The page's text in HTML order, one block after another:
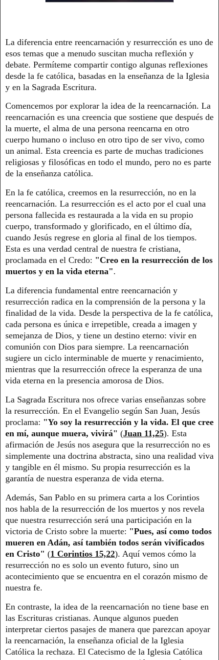
La diferencia entre reencarnación y resurrección es uno de
esos temas que a menudo suscitan mucha reflexión y
debate. Permíteme compartir contigo algunas reflexiones
desde la fe católica, basadas en la enseñanza de la Iglesia
y en la Sagrada Escritura.
Comencemos por explorar la idea de la reencarnación. La
reencarnación es una creencia que sostiene que después de
la muerte, el alma de una persona reencarna en otro
cuerpo humano o incluso en otro tipo de ser vivo, como
un animal. Esta creencia es parte de muchas tradiciones
religiosas y filosóficas en todo el mundo, pero no es parte
de la enseñanza católica.
En la fe católica, creemos en la resurrección, no en la
reencarnación. La resurrección es el acto por el cual una
persona fallecida es restaurada a la vida en su propio
cuerpo, transformado y glorificado, en el último día,
cuando Jesús regrese en gloria al final de los tiempos.
Esta es una verdad central de nuestra fe cristiana,
proclamada en el Credo: "Creo en la resurrección de los
muertos y en la vida eterna".
La diferencia fundamental entre reencarnación y
resurrección radica en la comprensión de la persona y la
finalidad de la vida. Desde la perspectiva de la fe católica,
cada persona es única e irrepetible, creada a imagen y
semejanza de Dios, y tiene un destino eterno: vivir en
comunión con Dios para siempre. La reencarnación
sugiere un ciclo interminable de muerte y renacimiento,
mientras que la resurrección ofrece la esperanza de una
vida eterna en la presencia amorosa de Dios.
La Sagrada Escritura nos ofrece varias enseñanzas sobre
la resurrección. En el Evangelio según San Juan, Jesús
proclama: "Yo soy la resurrección y la vida. El que cree
en mí, aunque muera, vivirá" (Juan 11,25). Esta
afirmación de Jesús nos asegura que la resurrección no es
simplemente una doctrina abstracta, sino una realidad viva
y tangible en él mismo. Su propia resurrección es la
garantía de nuestra esperanza de vida eterna.
Además, San Pablo en su primera carta a los Corintios
nos habla de la resurrección de los muertos y nos revela
que nuestra resurrección será una participación en la
victoria de Cristo sobre la muerte: "Pues, así como todos
mueren en Adán, así también todos serán vivificados
en Cristo" (1 Corintios 15,22). Aquí vemos cómo la
resurrección no es solo un evento futuro, sino un
acontecimiento que se encuentra en el corazón mismo de
nuestra fe.
En contraste, la idea de la reencarnación no tiene base en
las Escrituras cristianas. Aunque algunos pueden
interpretar ciertos pasajes de manera que parezcan apoyar
la reencarnación, la enseñanza oficial de la Iglesia
Católica la rechaza. El Catecismo de la Iglesia Católica